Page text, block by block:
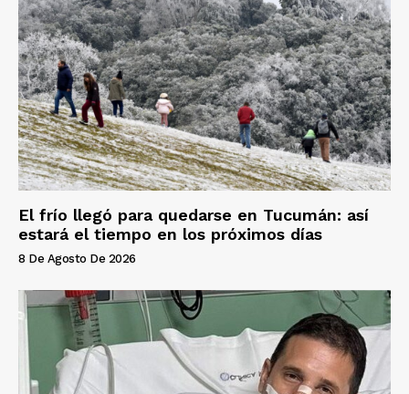
El frío llegó para quedarse en Tucumán: así
estará el tiempo en los próximos días
8 De Agosto De 2026